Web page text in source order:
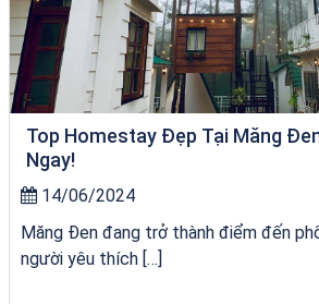
Top Homestay Đẹp Tại Măng
Ngay!
14/06/2024
Măng Đen đang trở thành điểm đến
người yêu thích […]